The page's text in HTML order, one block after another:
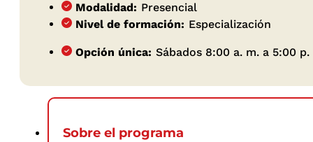
Modalidad: Presencial
Nivel de formación: Especialización
Opción única: Sábados 8:00 a. m. a 5:00 p.
Sobre el programa